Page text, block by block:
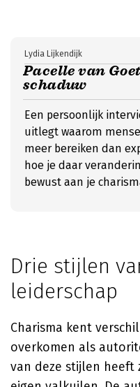
Pacelle van
schaduw
Lydia Lijkendijk
Een persoonlijk
uitlegt waarom
meer bereiken dan
hoe je daar
bewust aan je
Drie stijlen
leiderschap
Charisma kent
overkomen als
van deze stijlen heeft